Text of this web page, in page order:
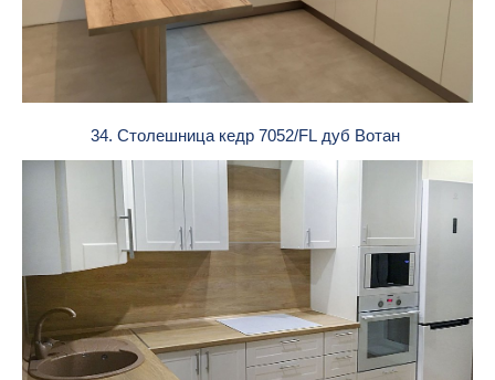
34. Столешница кедр 7052/FL дуб Вотан